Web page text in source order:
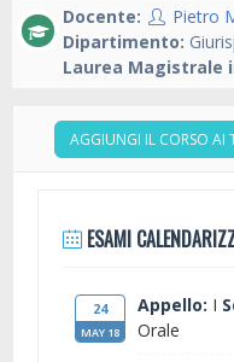
Docente:
Pietro
Dipartimento:
Laurea Magistrale
AGGIUNGI IL CORSO AI
ESAMI
24
MAY 18
Appello: I
Orale